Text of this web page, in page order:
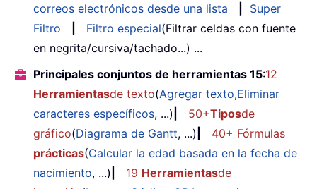
correos electrónicos desde una lista
Super
Filtro
Filtro especial(Filtrar celdas con fuente
en negrita/cursiva/tachado...) ...
Principales conjuntos de herramientas 15:12
Herramientasde texto(Agregar texto,Eliminar
caracteres específicos, ...) 50+Tiposde
gráfico(Diagrama de Gantt, ...)
40+ Fórmulas
prácticas(Calcular la edad basada en la fecha de
nacimiento, ...) 19 Herramientasde